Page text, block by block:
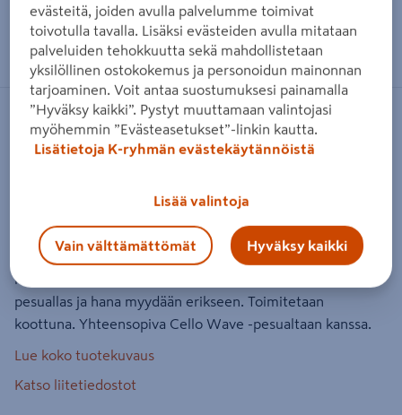
Zoomaa kuvaa sormilla kosketusnäytöllä
Allaskaappi Cello Wave L49cm S38cm
CELLO
501999729 EAN-koodi:6438313491187
Mattavalkoinen allaskaappi kalvopinnoitettua MDF-levyä,
kaksi vetolaatikkoa. L49 x S38 x K50 cm. Vetimet,
pesuallas ja hana myydään erikseen. Toimitetaan
koottuna. Yhteensopiva Cello Wave -pesualtaan kanssa.
Lue koko tuotekuvaus
Katso liitetiedostot
evästeitä, joiden avulla palvelumme toimivat
toivotulla tavalla. Lisäksi evästeiden avulla mitataan
palveluiden tehokkuutta sekä mahdollistetaan
yksilöllinen ostokokemus ja personoidun mainonnan
tarjoaminen. Voit antaa suostumuksesi painamalla
”Hyväksy kaikki”. Pystyt muuttamaan valintojasi
myöhemmin ”Evästeasetukset”-linkin kautta.
Lisätietoja K-ryhmän evästekäytännöistä
Lisää valintoja
Vain välttämättömät Hyväksy kaikki